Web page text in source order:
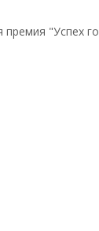
премия "Успех